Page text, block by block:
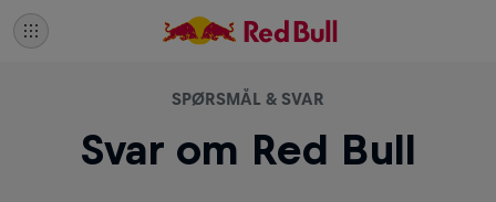
SPØRSMÅL & SVAR
Svar om Red Bull